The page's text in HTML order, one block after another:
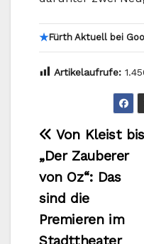
★Fürth Aktuell bei
Artikelaufrufe:
Von Kleist bis
„Der Zauberer
von Oz“: Das
sind die
Premieren im
Stadttheater